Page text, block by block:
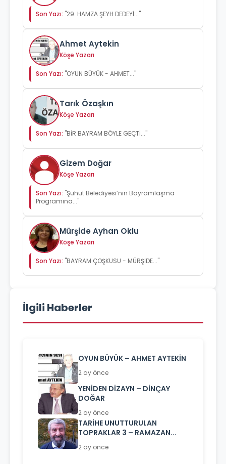
Son Yazı: "29. HAMZA ŞEYH DEDEYİ..."
Ahmet Aytekin
Köşe Yazarı
Son Yazı: "OYUN BÜYÜK - AHMET..."
Tarık Özaşkın
Köşe Yazarı
Son Yazı: "BİR BAYRAM BÖYLE GEÇTİ..."
Gizem Doğar
Köşe Yazarı
Son Yazı: "Şuhut Belediyesi’nin Bayramlaşma
Programına..."
Mürşide Ayhan Oklu
Köşe Yazarı
Son Yazı: "BAYRAM ÇOŞKUSU - MÜRŞİDE..."
İlgili Haberler
OYUN BÜYÜK – AHMET AYTEKİN
2 ay önce
YENİDEN DİZAYN – DİNÇAY
DOĞAR
2 ay önce
TARİHE UNUTTURULAN
TOPRAKLAR 3 – RAMAZAN...
2 ay önce